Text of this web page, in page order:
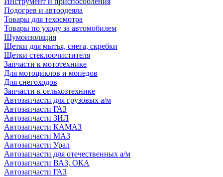
Подогрев и автоодеяла
Товары для техосмотра
Товары по уходу за автомобилем
Шумоизоляция
Щетки для мытья, снега, скребки
Щетки стеклоочистителя
Запчасти к мототехнике
Для мотоциклов и мопедов
Для снегоходов
Запчасти к сельхозтехнике
Автозапчасти для грузовых а/м
Автозапчасти ГАЗ
Автозапчасти ЗИЛ
Автозапчасти КАМАЗ
Автозапчасти МАЗ
Автозапчасти Урал
Автозапчасти для отечественных а/м
Автозапчасти ВАЗ, ОКА
Автозапчасти ГАЗ